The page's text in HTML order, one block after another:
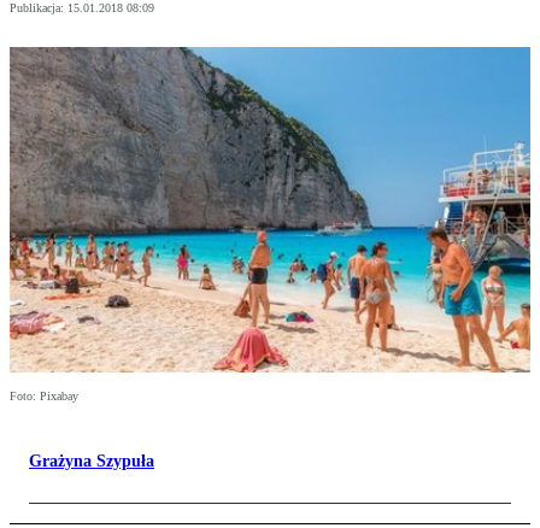
Publikacja: 15.01.2018 08:09
Foto: Pixabay
Grażyna Szypuła